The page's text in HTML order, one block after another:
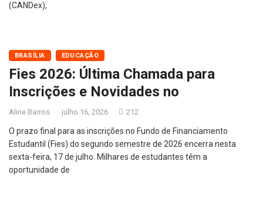
(CANDex),
BRASÍLIA EDUCAÇÃO
Fies 2026: Última Chamada para
Inscrições e Novidades no
Aline Barros julho 16, 2026 212
O prazo final para as inscrições no Fundo de Financiamento
Estudantil (Fies) do segundo semestre de 2026 encerra nesta
sexta-feira, 17 de julho. Milhares de estudantes têm a
oportunidade de